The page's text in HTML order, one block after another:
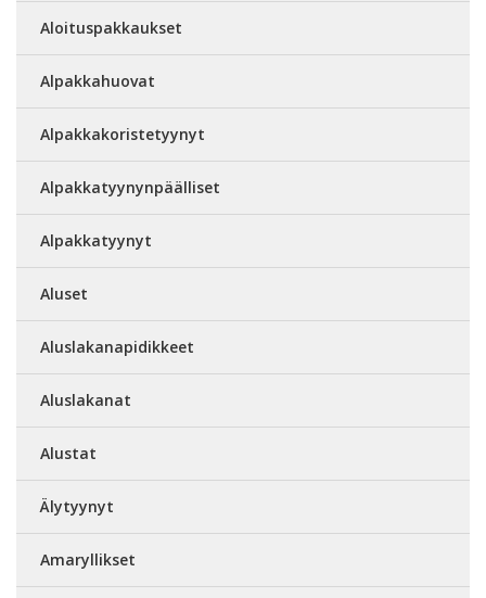
Aloituspakkaukset
Alpakkahuovat
Alpakkakoristetyynyt
Alpakkatyynynpäälliset
Alpakkatyynyt
Aluset
Aluslakanapidikkeet
Aluslakanat
Alustat
Älytyynyt
Amaryllikset